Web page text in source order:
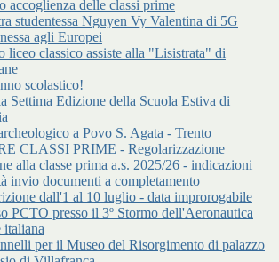
accoglienza delle classi prime
studentessa Nguyen Vy Valentina di 5G
agli Europei
liceo classico assiste alla "Lisistrata" di
scolastico!
Settima Edizione della Scuola Estiva di
a Povo S. Agata - Trento
CLASSI PRIME - Regolarizzazione
alla classe prima a.s. 2025/26 - indicazioni
invio documenti a completamento
dall'1 al 10 luglio - data improrogabile
PCTO presso il 3º Stormo dell'Aeronautica
italiana
per il Museo del Risorgimento di palazzo